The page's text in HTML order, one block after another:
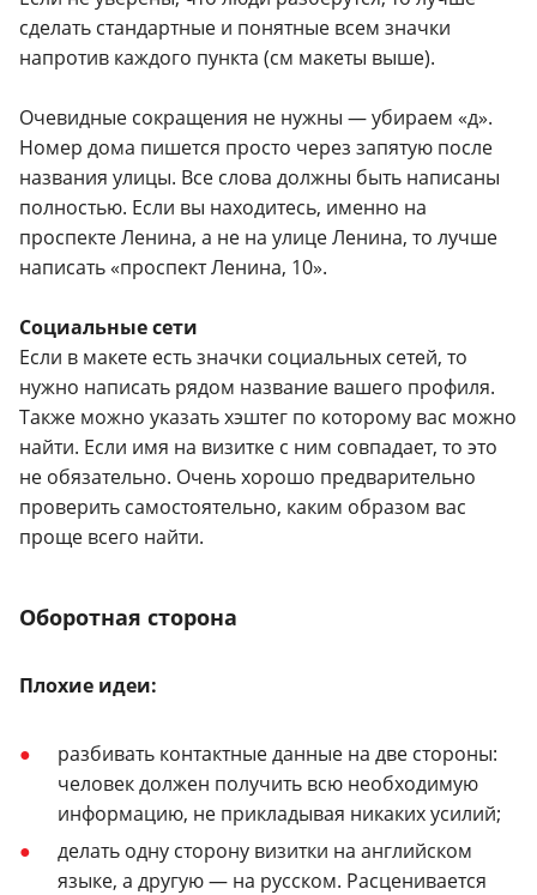
сделать стандартные и понятные всем значки
напротив каждого пункта (см макеты выше).
Очевидные сокращения не нужны — убираем «д».
Номер дома пишется просто через запятую после
названия улицы. Все слова должны быть написаны
полностью. Если вы находитесь, именно на
проспекте Ленина, а не на улице Ленина, то лучше
написать «проспект Ленина, 10».
Социальные сети
Если в макете есть значки социальных сетей, то
нужно написать рядом название вашего профиля.
Также можно указать хэштег по которому вас можно
найти. Если имя на визитке с ним совпадает, то это
не обязательно. Очень хорошо предварительно
проверить самостоятельно, каким образом вас
проще всего найти.
Оборотная сторона
Плохие идеи:
разбивать контактные данные на две стороны:
человек должен получить всю необходимую
информацию, не прикладывая никаких усилий;
делать одну сторону визитки на английском
языке, а другую — на русском. Расценивается